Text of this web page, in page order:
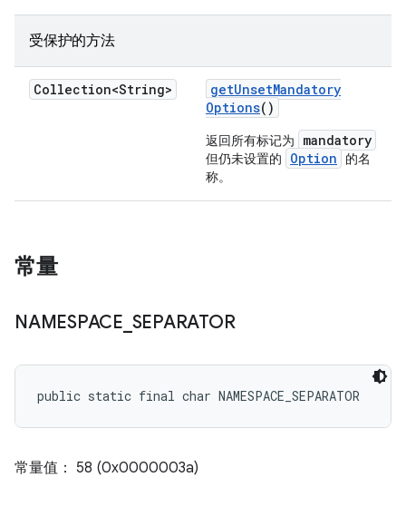
受保护的方法
Collection<String> getUnsetMandatory
Options()
返回所有标记为 mandatory
但仍未设置的 Option
的名
称。
常量
NAMESPACE SEPARATOR
public static final char NAMESPACE_SEPARATOR
常量值： 58 (0x0000003a)